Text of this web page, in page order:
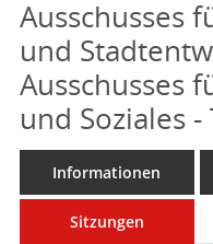
Ausschusses
und
Ausschusses
und Soziales
Informationen
Sitzungen